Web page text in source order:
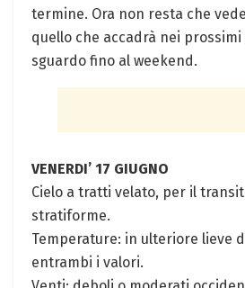
termine. Ora non resta che
quello che accadrà nei
sguardo fino al weekend.
VENERDI’ 17 GIUGNO
Cielo a tratti velato, per il
stratiforme.
Temperature: in ulteriore lieve
entrambi i valori.